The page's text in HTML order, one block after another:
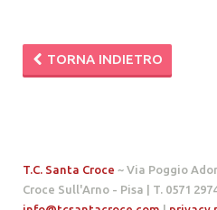
TORNA INDIETRO
T.C. Santa Croce ~ Via Poggio
Croce Sull'Arno - Pisa | T. 0571